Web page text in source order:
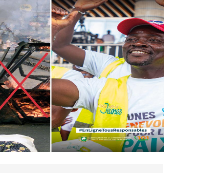
AIP
22 avr. 2026, 16:41
Des bureaux ravagés dans un
incendie survenu à la mairie...
AIP
10 avr. 2026, 09:48
Nommé Médiateur de la
République, Gaoussou Touré
prend officiellement fonction
AIP
13 mars 2026, 10:43
Nécrologie : décès de
Guillaume Houphouët-Boigny,
fils du Père fondateur...